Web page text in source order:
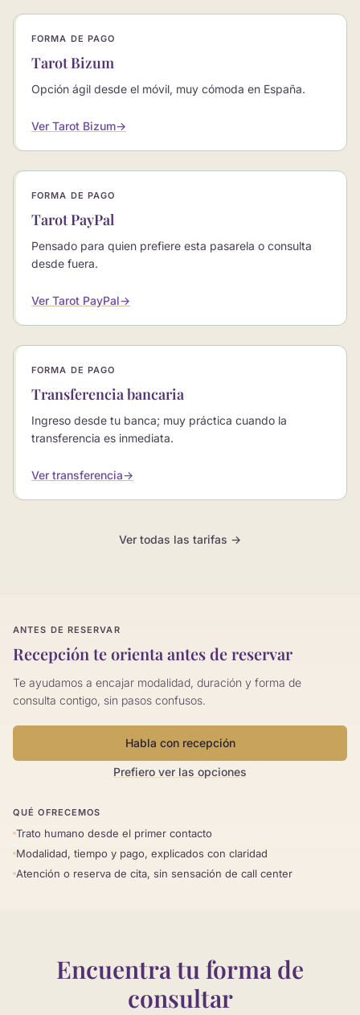
FORMA DE PAGO
Tarot Bizum
Opción ágil desde el móvil, muy cómoda en España.
Ver Tarot Bizum→
FORMA DE PAGO
Tarot PayPal
Pensado para quien prefiere esta pasarela o consulta
desde fuera.
Ver Tarot PayPal→
FORMA DE PAGO
Transferencia bancaria
Ingreso desde tu banca; muy práctica cuando la
transferencia es inmediata.
Ver transferencia→
Ver todas las tarifas →
ANTES DE RESERVAR
Recepción te orienta antes de reservar
Te ayudamos a encajar modalidad, duración y forma de
consulta contigo, sin pasos confusos.
Habla con recepción
Prefiero ver las opciones
QUÉ OFRECEMOS
Trato humano desde el primer contacto
Modalidad, tiempo y pago, explicados con claridad
Atención o reserva de cita, sin sensación de call center
Encuentra tu forma de
consultar